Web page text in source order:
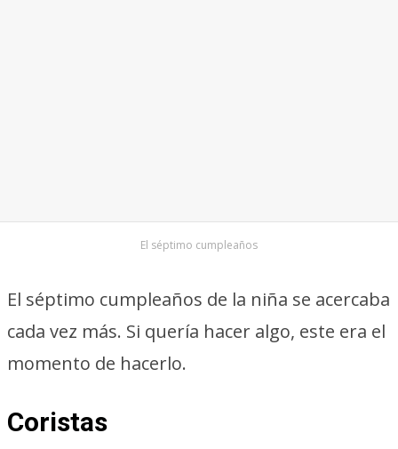
El séptimo cumpleaños
El séptimo cumpleaños de la niña se acercaba
cada vez más. Si quería hacer algo, este era el
momento de hacerlo.
Coristas